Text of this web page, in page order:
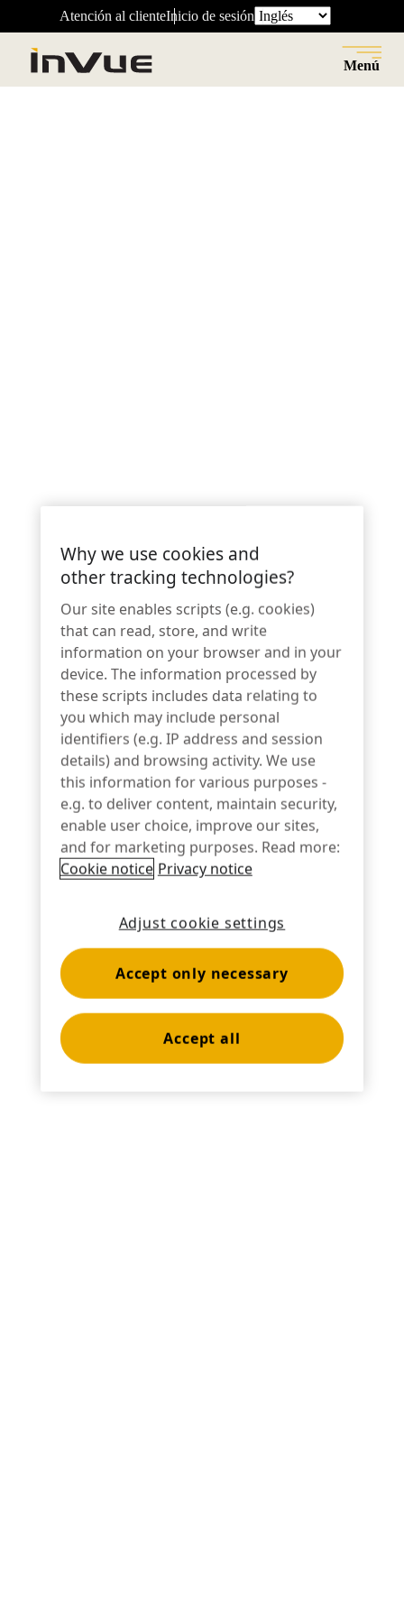
Atención al clienteInicio de sesión
Menú
Tiempo de lectura: 1 minuto
"Trabajamos con InVue porque siempre nos
ofrecen la solución óptima para nuestras
distintas mercancías y aplicaciones. Si es
necesario, las desarrollan y adaptan junto con
nosotros".
Comparte:
Why we use cookies and
other tracking technologies?
Our site enables scripts (e.g. cookies)
that can read, store, and write
information on your browser and in your
device. The information processed by
these scripts includes data relating to
you which may include personal
identifiers (e.g. IP address and session
details) and browsing activity. We use
this information for various purposes -
e.g. to deliver content, maintain security,
enable user choice, improve our sites,
and for marketing purposes. Read more:
Cookie notice Privacy notice
Adjust cookie settings
Accept only necessary
Accept all